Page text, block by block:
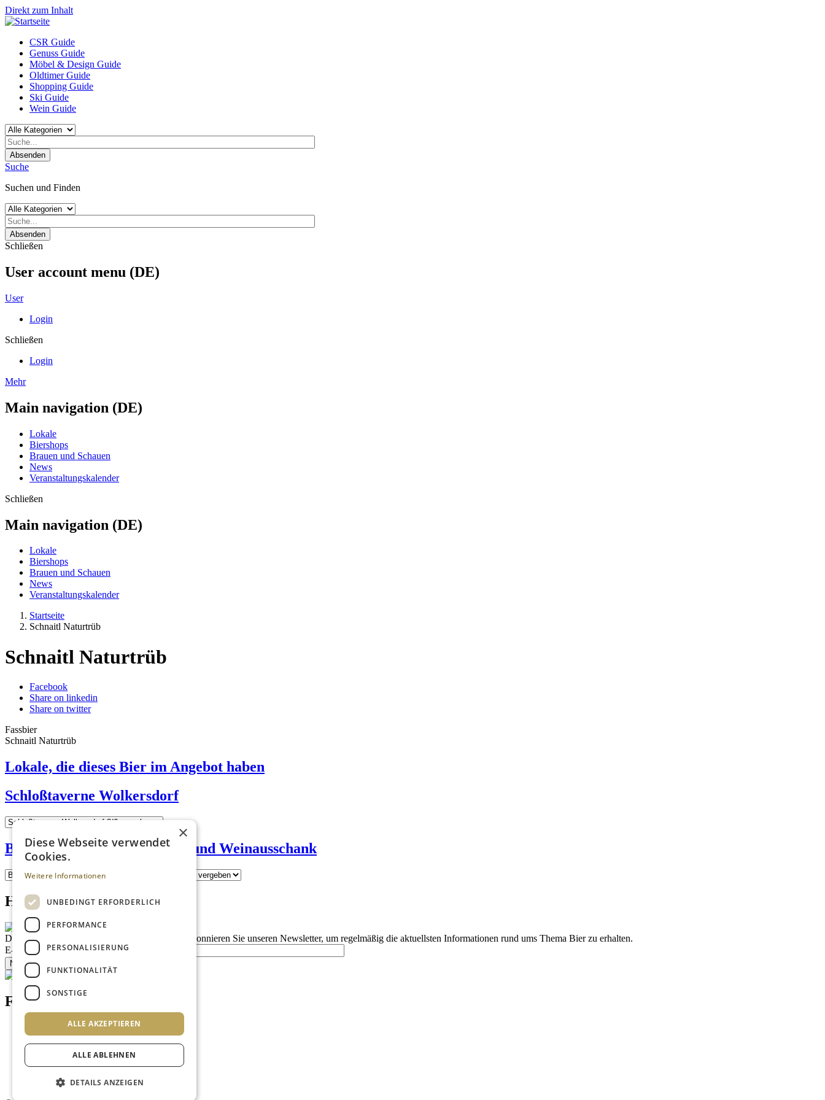
Direkt zum Inhalt
CSR Guide
Genuss Guide
Möbel & Design Guide
Oldtimer Guide
Shopping Guide
Ski Guide
Wein Guide
Absenden
Suche
Suchen und Finden
Absenden
Schließen
User account menu (DE)
User
Login
Schließen
Login
Mehr
Main navigation (DE)
Lokale
Biershops
Brauen und Schauen
News
Veranstaltungskalender
Schließen
Main navigation (DE)
Lokale
Biershops
Brauen und Schauen
News
Veranstaltungskalender
Startseite
Schnaitl Naturtrüb
Schnaitl Naturtrüb
Facebook
Share on linkedin
Share on twitter
Fassbier
Schnaitl Naturtrüb
Lokale, die dieses Bier im Angebot haben
Schloßtaverne Wolkersdorf
Brendl - Kaffeesiederei Bier- und Weinausschank
Homepage advert block
Description
Abonnieren Sie unseren Newsletter, um regelmäßig die aktuellsten Informationen rund ums Thema Bier zu erhalten.
E-Mail
Newsletter bestellen
Footer menu (DE)
Datenschutzrichtlinien
Impressum
Mediadaten
Newsletter
×
Diese Webseite verwendet
Cookies.
Weitere Informationen
UNBEDINGT ERFORDERLICH
PERFORMANCE
PERSONALISIERUNG
FUNKTIONALITÄT
SONSTIGE
ALLE AKZEPTIEREN
ALLE ABLEHNEN
DETAILS ANZEIGEN